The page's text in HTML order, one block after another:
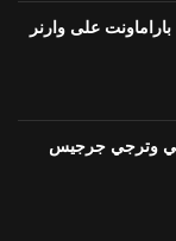
على وارنر
وترجي جرجيس